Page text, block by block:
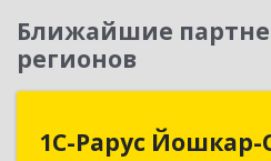
Ближайшие
регионов
1С-Рарус Йошкар-